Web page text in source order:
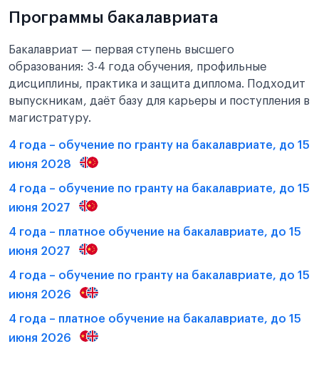
Программы бакалавриата
Бакалавриат — первая ступень высшего
образования: 3-4 года обучения, профильные
дисциплины, практика и защита диплома. Подходит
выпускникам, даёт базу для карьеры и поступления в
магистратуру.
4 года – обучение по гранту на бакалавриате, до 15
июня 2028
4 года – обучение по гранту на бакалавриате, до 15
июня 2027
4 года – платное обучение на бакалавриате, до 15
июня 2027
4 года – обучение по гранту на бакалавриате, до 15
июня 2026
4 года – платное обучение на бакалавриате, до 15
июня 2026